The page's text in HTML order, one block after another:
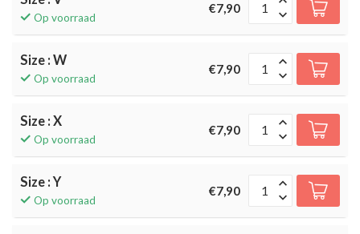
Op voorraad
€7,90
Size : W
Op voorraad
€7,90
Size : X
Op voorraad
€7,90
Size : Y
Op voorraad
€7,90